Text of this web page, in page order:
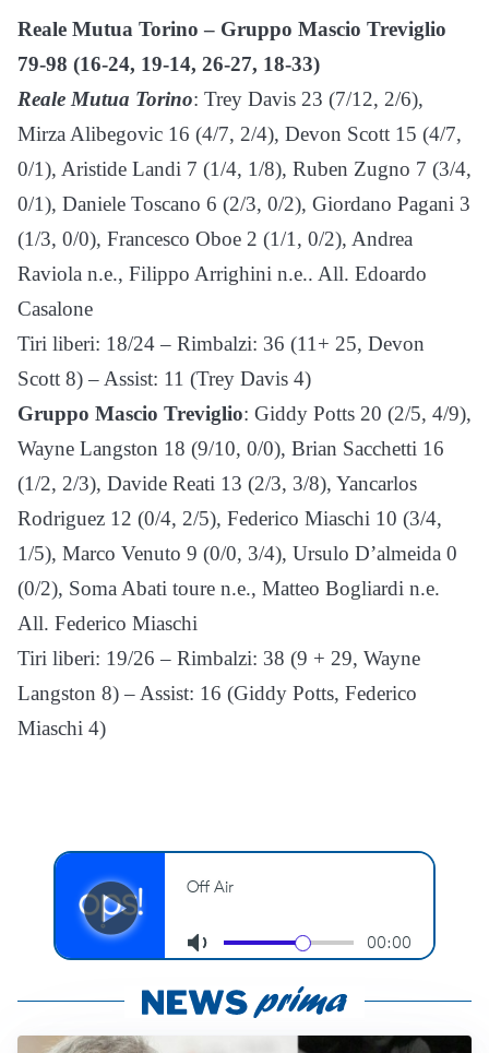
Reale Mutua Torino – Gruppo Mascio Treviglio
79-98 (16-24, 19-14, 26-27, 18-33)
Reale Mutua Torino: Trey Davis 23 (7/12, 2/6),
Mirza Alibegovic 16 (4/7, 2/4), Devon Scott 15 (4/7,
0/1), Aristide Landi 7 (1/4, 1/8), Ruben Zugno 7 (3/4,
0/1), Daniele Toscano 6 (2/3, 0/2), Giordano Pagani 3
(1/3, 0/0), Francesco Oboe 2 (1/1, 0/2), Andrea
Raviola n.e., Filippo Arrighini n.e.. All. Edoardo
Casalone
Tiri liberi: 18/24 – Rimbalzi: 36 (11+ 25, Devon
Scott 8) – Assist: 11 (Trey Davis 4)
Gruppo Mascio Treviglio: Giddy Potts 20 (2/5, 4/9),
Wayne Langston 18 (9/10, 0/0), Brian Sacchetti 16
(1/2, 2/3), Davide Reati 13 (2/3, 3/8), Yancarlos
Rodriguez 12 (0/4, 2/5), Federico Miaschi 10 (3/4,
1/5), Marco Venuto 9 (0/0, 3/4), Ursulo D’almeida 0
(0/2), Soma Abati toure n.e., Matteo Bogliardi n.e.
All. Federico Miaschi
Tiri liberi: 19/26 – Rimbalzi: 38 (9 + 29, Wayne
Langston 8) – Assist: 16 (Giddy Potts, Federico
Miaschi 4)